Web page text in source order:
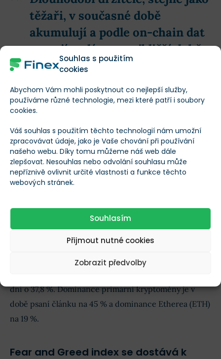
Souhlas s použitím
cookies
Abychom Vám mohli poskytnout co nejlepší služby,
používáme různé technologie, mezi které patří i soubory
cookies.
Váš souhlas s použitím těchto technologií nám umožní
zpracovávat údaje, jako je Vaše chování při používání
našeho webu. Díky tomu můžeme náš web dále
zlepšovat. Nesouhlas nebo odvolání souhlasu může
nepříznivě ovlivnit určité vlastnosti a funkce těchto
webových stránek.
Souhlasím
Přijmout nutné cookies
Zobrazit předvolby
těžaři, v současné době
akumulují a podle on-chain dat
nemají v plánu v nejbližší době
prodávat
Bitcoin výrazně posiloval od začátku tohoto měsíce,
amerických regulátorů, že se USA nevydají stejnou
cestou jako Čína, která zakázala jakékoliv transakce s
kryptoměnami.
Dobrou náladu na trhu doprovází také oživení na
maximech obchoduje i hlavní index S&P 500, který
sleduje výkonnost 500 nejhodnotnějších společností
dní o 37,8 %. Dominance primární kryptoměny je v
době psaní článku na 45 % a dominance Etherea (ETH)
na 19 %.
Fear and Greed index se dostává k